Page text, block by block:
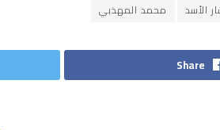
الأسد محمد المهذبي
Share